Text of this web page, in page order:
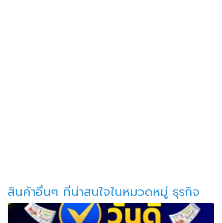
สินค้าอื่นๆ ที่น่าสนใจในหมวดหมู่ ธุรกิจ